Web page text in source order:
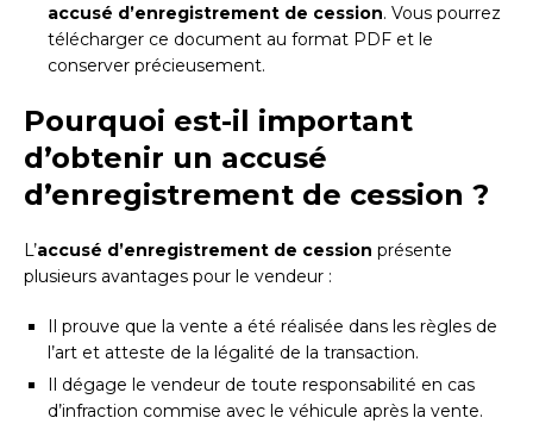
accusé d’enregistrement de cession. Vous pourrez
télécharger ce document au format PDF et le
conserver précieusement.
Pourquoi est-il important
d’obtenir un accusé
d’enregistrement de cession ?
L’accusé d’enregistrement de cession présente
plusieurs avantages pour le vendeur :
Il prouve que la vente a été réalisée dans les règles de
l’art et atteste de la légalité de la transaction.
Il dégage le vendeur de toute responsabilité en cas
d’infraction commise avec le véhicule après la vente.